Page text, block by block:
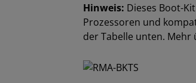
Hinweis: Dieses Boot-
Prozessoren und
der Tabelle unten. Mehr